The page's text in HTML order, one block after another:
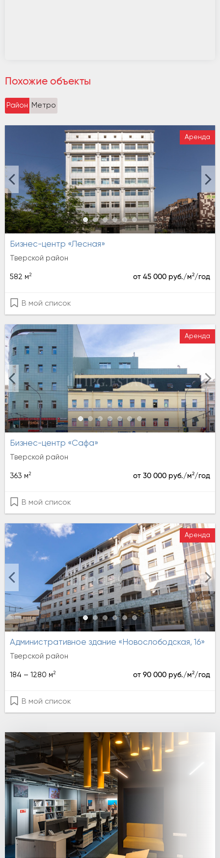
Похожие объекты
Район Метро
Аренда
Бизнес-центр «Лесная»
Тверской район
582 м2 от 45 000 руб./м2/год
В мой список
Аренда
Бизнес-центр «Сафа»
Тверской район
363 м2 от 30 000 руб./м2/год
В мой список
Аренда
Административное здание «Новослободская, 16»
Тверской район
184 – 1280 м2 от 90 000 руб./м2/год
В мой список